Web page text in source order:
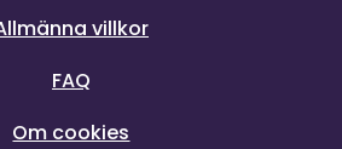
villkor
FAQ
Om cookies